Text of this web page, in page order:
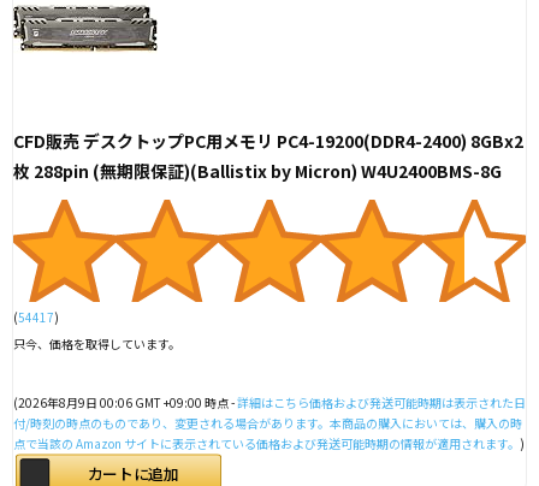
CFD販売 デスクトップPC用メモリ PC4-19200(DDR4-2400) 8GBx2
枚 288pin (無期限保証)(Ballistix by Micron) W4U2400BMS-8G
(54417)
只今、価格を取得しています。
(2026年8月9日 00:06 GMT +09:00 時点 -詳細はこちら価格および発送可能時期は表示された日
付/時刻の時点のものであり、変更される場合があります。本商品の購入においては、購入の時
点で当該の Amazon サイトに表示されている価格および発送可能時期の情報が適用されます。 )
カートに追加